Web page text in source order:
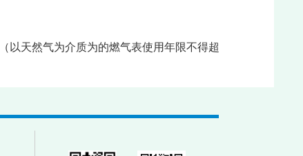
以天然气为介质为的燃气表使用年限不得超